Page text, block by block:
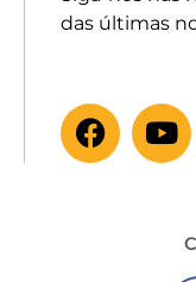
das últimas